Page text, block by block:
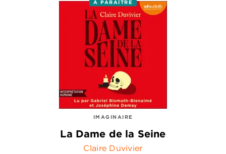
À PARAÎTRE
IMAGINAIRE
La Dame de la Seine
Claire Duvivier